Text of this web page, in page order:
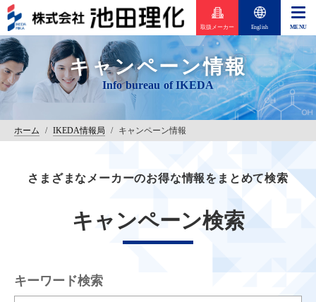
取扱メーカー English
キャンペーン情報
ホーム / IKEDA情報局 / キャンペーン情報
さまざまなメーカーのお得な情報をまとめて検索
キャンペーン検索
キーワード検索